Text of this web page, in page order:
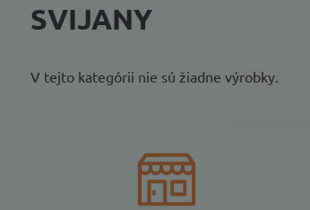
SVIJANY
V tejto kategórii nie sú žiadne výrobky.